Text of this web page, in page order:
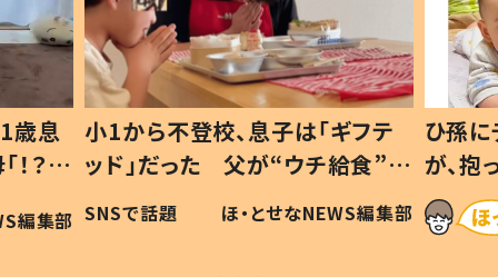
歳息
？」
編集部
小1から不登校、息子は「ギフテ
ッド」だった 父が“ウチ給食”を
作り続ける理由とは #令和の親
#令和の子
SNSで話題 ほ・とせなNEWS編集部
ひ孫
が、
「涙が
い」